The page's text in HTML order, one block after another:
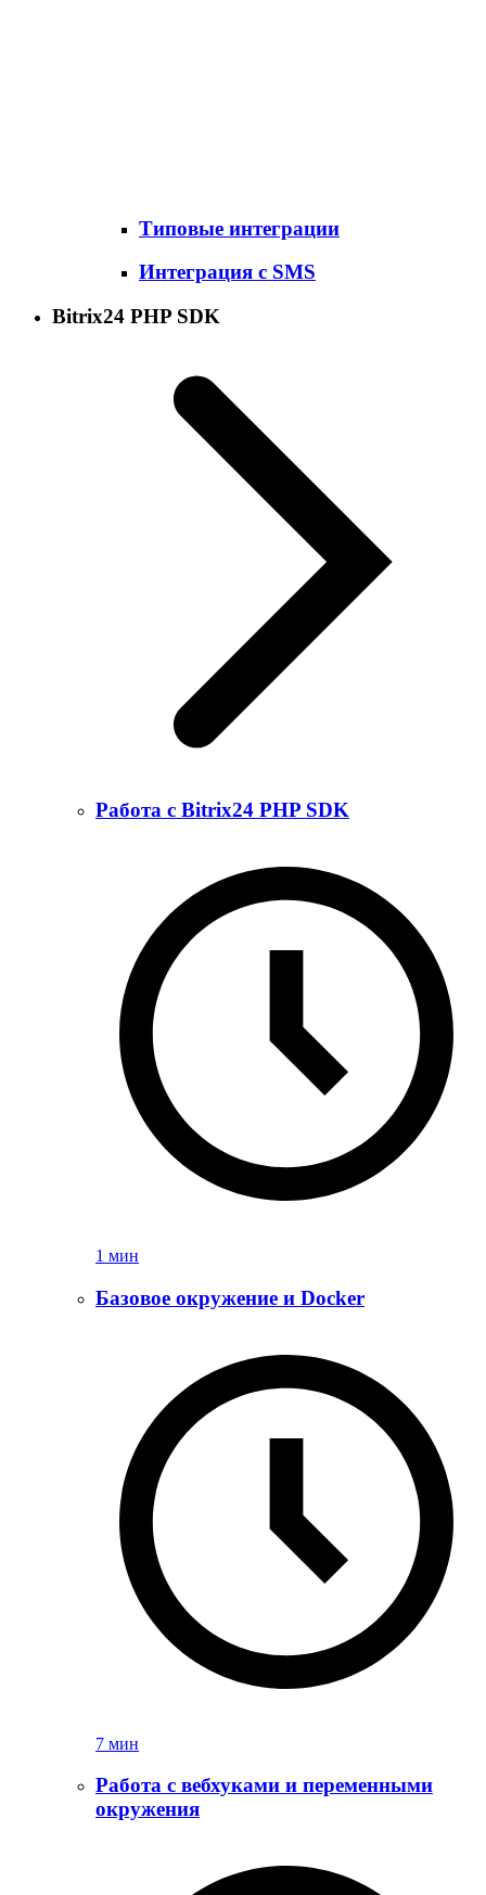
Типовые интеграции
Интеграция с SMS
Bitrix24 PHP SDK
Работа с Bitrix24 PHP SDK
1 мин
Базовое окружение и Docker
7 мин
Работа с вебхуками и переменными
окружения